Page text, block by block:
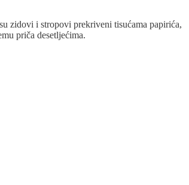
zidovi i stropovi prekriveni tisućama papirića,
priča desetljećima.